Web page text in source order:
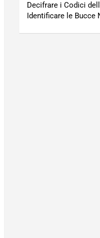
Decifrare i Codici
Identificare le Bucce